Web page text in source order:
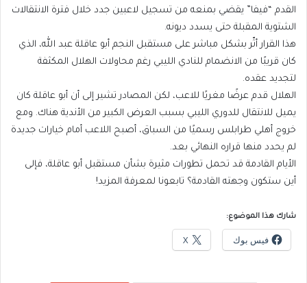
القدم “فيفا” يقضي بمنعه من تسجيل لاعبين جدد خلال فترة الانتقالات
الشتوية المقبلة حتى يسدد ديونه.
هذا القرار أثّر بشكل مباشر على مستقبل النجم أبو عاقلة عبد الله، الذي
كان قريبًا من الانضمام للنادي الليبي رغم محاولات الهلال المكثفة
لتجديد عقده.
الهلال قدم عرضًا مغريًا للاعب، لكن المصادر تشير إلى أن أبو عاقلة كان
يميل للانتقال للدوري الليبي بسبب العرض الكبير من الأندية هناك. ومع
خروج أهلي طرابلس رسميًا من السباق، أصبح اللاعب أمام خيارات جديدة
لم يحدد منها قراره النهائي بعد.
الأيام القادمة قد تحمل تطورات مثيرة بشأن مستقبل أبو عاقلة، فإلى
أين ستكون وجهته القادمة؟ تابعونا لمعرفة المزيد!
شارك هذا الموضوع:
فيس بوك X